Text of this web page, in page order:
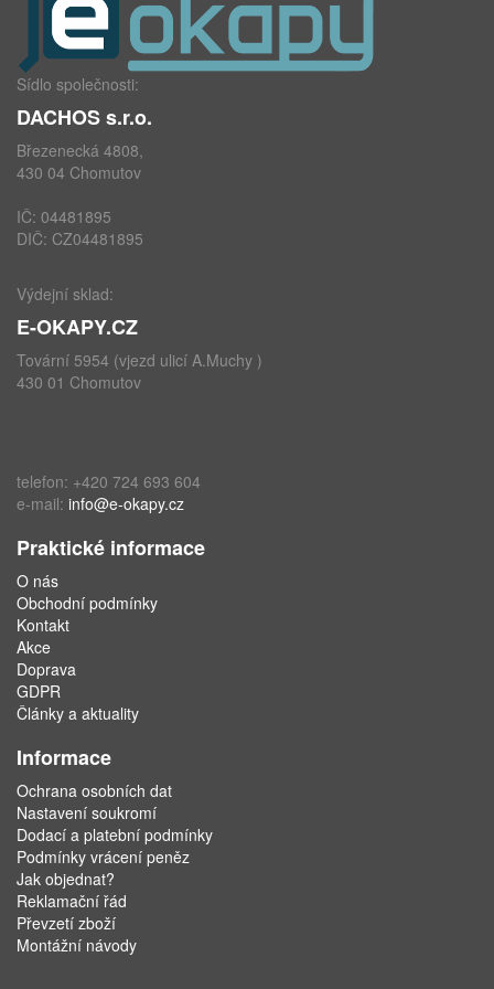
Sídlo společnosti:
DACHOS s.r.o.
Březenecká 4808,
430 04 Chomutov
IČ: 04481895
DIČ: CZ04481895
Výdejní sklad:
E-OKAPY.CZ
Tovární 5954 (vjezd ulicí A.Muchy )
430 01 Chomutov
telefon: +420 724 693 604
e-mail: info@e-okapy.cz
Praktické informace
O nás
Obchodní podmínky
Kontakt
Akce
Doprava
GDPR
Články a aktuality
Informace
Ochrana osobních dat
Nastavení soukromí
Dodací a platební podmínky
Podmínky vrácení peněz
Jak objednat?
Reklamační řád
Převzetí zboží
Montážní návody